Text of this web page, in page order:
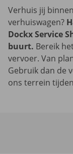
Verhuis jij
verhuiswagen?
Dockx Service
buurt. Bereik
vervoer. Van
Gebruik dan de
ons terrein